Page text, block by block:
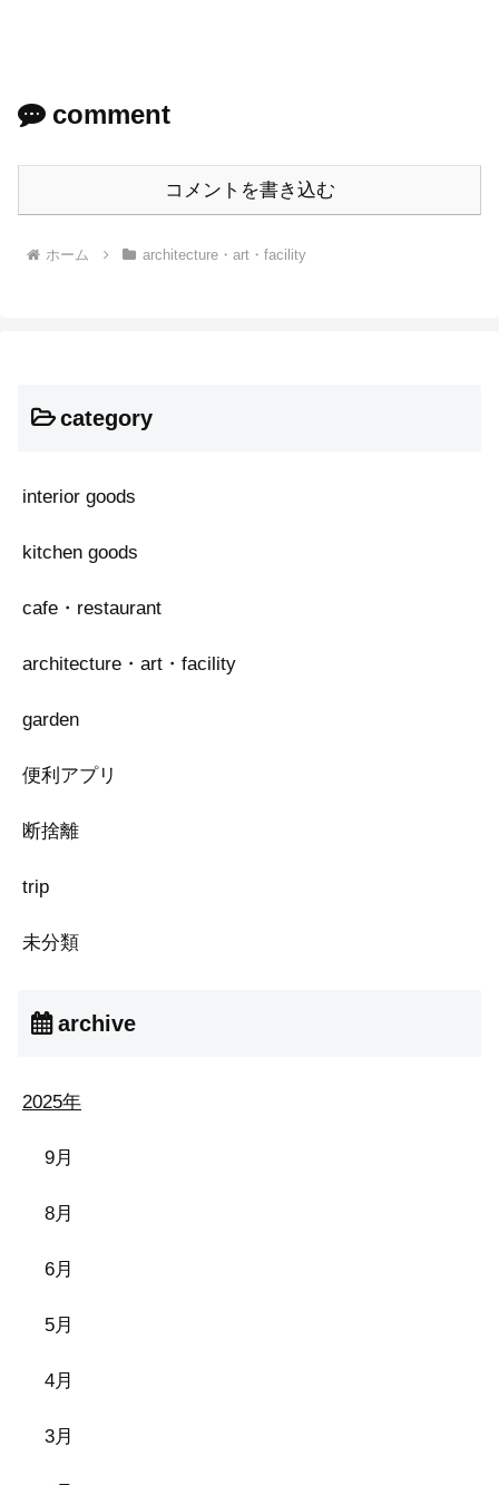
comment
コメントを書き込む
ホーム architecture・art・facility
category
interior goods
kitchen goods
cafe・restaurant
architecture・art・facility
garden
便利アプリ
断捨離
trip
未分類
archive
2025年
9月
8月
6月
5月
4月
3月